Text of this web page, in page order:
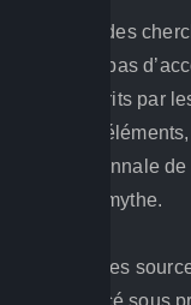
La plupart des
ils ne sont pas
ci sont décrits par
nombreux
durée décennale
sphère du mythe.
A la base des
a commencé sous